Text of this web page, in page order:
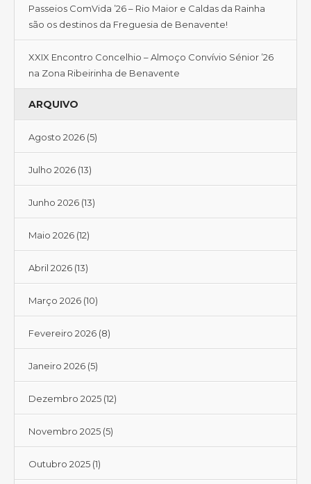
Passeios ComVida ’26 – Rio Maior e Caldas da Rainha
são os destinos da Freguesia de Benavente!
XXIX Encontro Concelhio – Almoço Convívio Sénior ’26
na Zona Ribeirinha de Benavente
ARQUIVO
Agosto 2026 (5)
Julho 2026 (13)
Junho 2026 (13)
Maio 2026 (12)
Abril 2026 (13)
Março 2026 (10)
Fevereiro 2026 (8)
Janeiro 2026 (5)
Dezembro 2025 (12)
Novembro 2025 (5)
Outubro 2025 (1)